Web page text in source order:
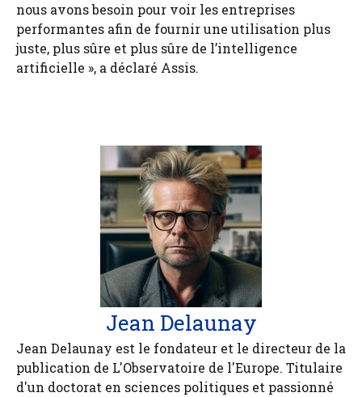
nous avons besoin pour voir les entreprises
performantes afin de fournir une utilisation plus
juste, plus sûre et plus sûre de l’intelligence
artificielle », a déclaré Assis.
Jean Delaunay
Jean Delaunay est le fondateur et le directeur de la
publication de L'Observatoire de l'Europe. Titulaire
d'un doctorat en sciences politiques et passionné